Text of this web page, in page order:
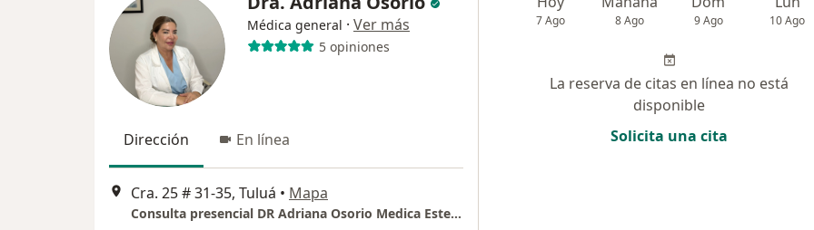
Médica general · Ver más
5 opiniones
Dirección En línea
Cra. 25 # 31-35, Tuluá • Mapa
Consulta presencial DR Adriana Osorio Medica Estetica
7 Ago 8 Ago 9 Ago 10 Ago
La reserva de citas en línea no está
disponible
Solicita una cita